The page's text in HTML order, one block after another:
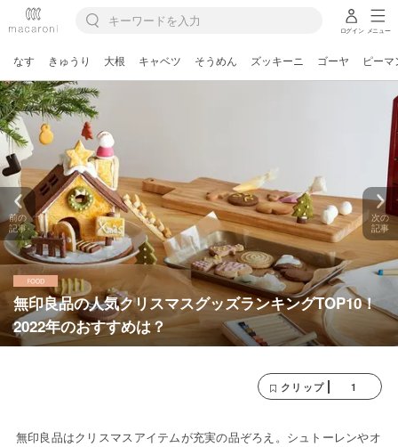
ログイン メニュー
なす きゅうり 大根 キャベツ そうめん ズッキーニ ゴーヤ ピーマ
無印良品の人気クリスマスグッズランキングTOP10！
2022年のおすすめは？
前の
記事
次の
記事
クリップ 1
無印良品はクリスマスアイテムが充実の品ぞろえ。シュトーレンやオ